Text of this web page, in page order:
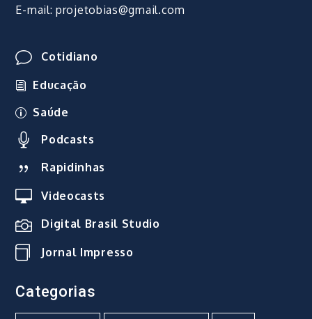
E-mail: projetobias@gmail.com
Cotidiano
Educação
Saúde
Podcasts
Rapidinhas
Videocasts
Digital Brasil Studio
Jornal Impresso
Categorias